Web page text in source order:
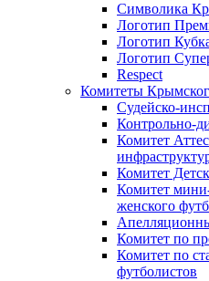
Символика
Логотип
Логотип
Логотип
Respect
Комитеты
Судейско-
Контрольно-
Комитет
Комитет
Комитет
женского
Комитет по
Комитет по
футболистов